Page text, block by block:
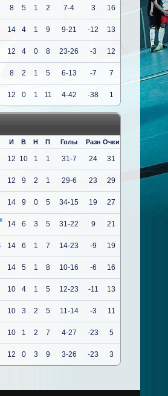
8 5 1 2 7-4 3 16
14 4 1 9 9-21 -12 13
12 4 0 8 23-26 -3 12
8 2 1 5 6-13 -7 7
12 0 1 11 4-42 -38 1
И В Н П Голы Разн Очки
12 10 1 1 31-7 24 31
12 9 2 1 29-6 23 29
14 9 0 5 34-15 19 27
14 6 3 5 31-22 9 21
14 6 1 7 14-23 -9 19
14 5 1 8 10-16 -6 16
10 4 1 5 12-23 -11 13
10 3 2 5 11-14 -3 11
10 1 2 7 4-27 -23 5
12 0 3 9 3-26 -23 3